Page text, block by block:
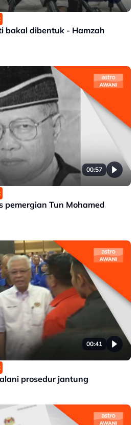
bakal dibentuk - Hamzah
00:57
pemergian Tun Mohamed
00:41
prosedur jantung